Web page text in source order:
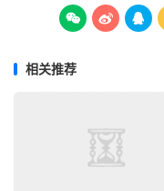
  
相关推荐